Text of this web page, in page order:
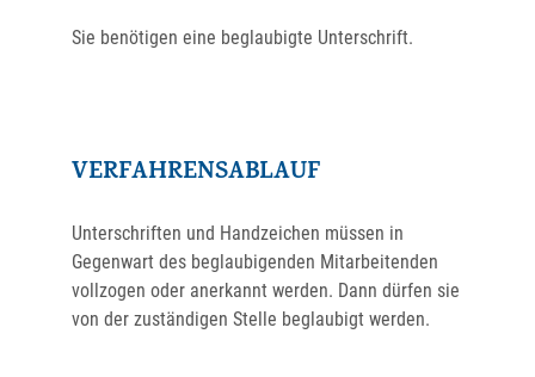
Sie benötigen eine beglaubigte Unterschrift.
VERFAHRENSABLAUF
Unterschriften und Handzeichen müssen in
Gegenwart des beglaubigenden Mitarbeitenden
vollzogen oder anerkannt werden. Dann dürfen sie
von der zuständigen Stelle beglaubigt werden.